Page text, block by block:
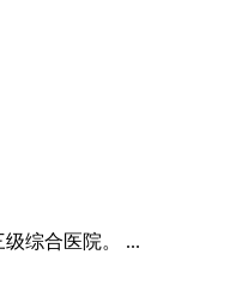
综合医院。 ...